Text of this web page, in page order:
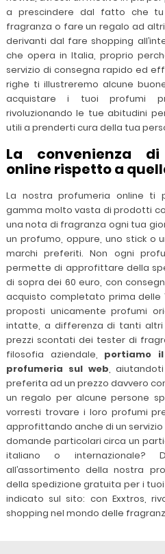
a prescindere dal fatto che
fragranza o fare un regalo ad
derivanti dal fare shopping
che opera in Italia, proprio
servizio di consegna rapido ed
righe ti illustreremo alcune
acquistare i tuoi profumi
rivoluzionando le tue abitudini
utili a prenderti cura della tua
La convenienza
online rispetto a
La nostra profumeria online ti
gamma molto vasta di prodotti
una nota di fragranza ogni tua
un profumo, oppure, uno stick o
marchi preferiti. Non ogni
permette di approfittare della
di sopra dei 60 euro, con
acquisto completato prima delle
proposti unicamente profumi
intatte, a differenza di tanti
prezzi scontati dei tester di
filosofia aziendale, portiamo
profumeria sul web ,
preferita ad un prezzo davvero
un regalo per alcune persone
vorresti trovare i loro profumi
approfittando anche di un
domande particolari circa un
italiano o internazionale?
all’assortimento della nostra
della spedizione gratuita per i
indicato sul sito: con Exxtros,
shopping nel mondo delle